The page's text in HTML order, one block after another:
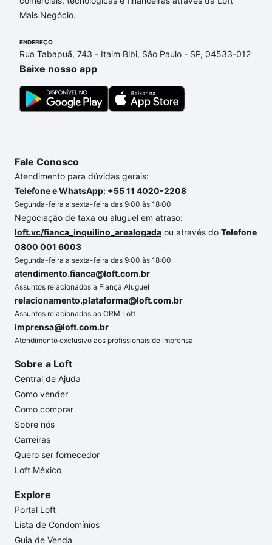
podem se adequar ao seu orçamento. Se ainda tem
de compra, veja em nosso portal
comprar um apartamento e conte com a gente para
comprar o imóvel dos seus sonhos com segurança e
conforto. Loft, com você até as chaves.
Mais Negócio.
ENDEREÇO
Rua Tabapuã, 743 - Itaim Bibi, São Paulo - SP, 04533-012
Baixe nosso app
Fale Conosco
Atendimento para dúvidas gerais:
Telefone e WhatsApp: +55 11 4020-2208
Segunda-feira a sexta-feira das 9:00 às 18:00
Negociação de taxa ou aluguel em atraso:
loft.vc/fianca_inquilino_arealogada ou através do Telefone
0800 001 6003
Segunda-feira a sexta-feira das 9:00 às 18:00
atendimento.fianca@loft.com.br
Assuntos relacionados a Fiança Aluguel
relacionamento.plataforma@loft.com.br
Assuntos relacionados ao CRM Loft
imprensa@loft.com.br
Atendimento exclusivo aos profissionais de imprensa
Sobre a Loft
Central de Ajuda
Como vender
Como comprar
Sobre nós
Carreiras
Quero ser fornecedor
Loft México
Explore
Portal Loft
Lista de Condomínios
Guia de Venda